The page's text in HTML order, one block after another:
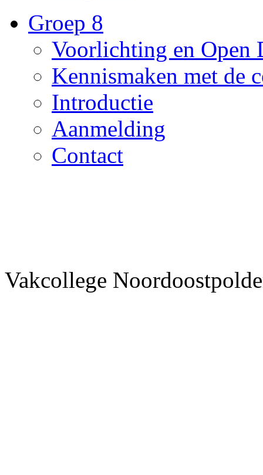
Groep 8
Voorlichting en Open
Kennismaken met de
Introductie
Aanmelding
Contact
Vakcollege